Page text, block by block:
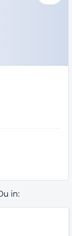
in: